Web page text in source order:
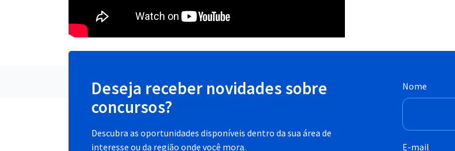
Deseja receber novidades sobre
concursos?
Descubra as oportunidades disponíveis dentro da sua área de
interesse ou da região onde você mora.
Nome
E-mail